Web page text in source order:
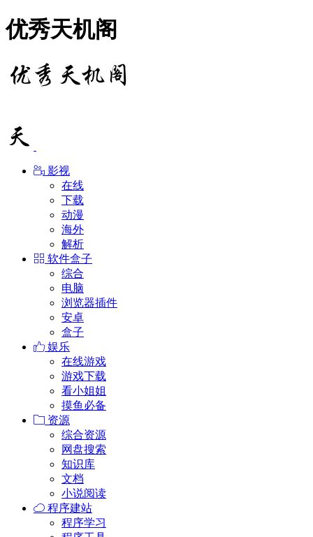
优秀天机阁
影视
在线
下载
动漫
海外
解析
软件盒子
综合
电脑
浏览器插件
安卓
盒子
娱乐
在线游戏
游戏下载
看小姐姐
摸鱼必备
资源
综合资源
网盘搜索
知识库
文档
小说阅读
程序建站
程序学习